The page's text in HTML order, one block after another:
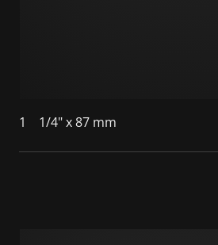
1 1/4" x 87 mm